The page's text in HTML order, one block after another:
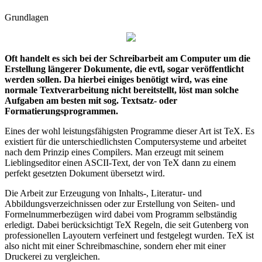
Grundlagen
Oft handelt es sich bei der Schreibarbeit am Computer um die
Erstellung längerer Dokumente, die evtl, sogar veröffentlicht
werden sollen. Da hierbei einiges benötigt wird, was eine
normale Textverarbeitung nicht bereitstellt, löst man solche
Aufgaben am besten mit sog. Textsatz- oder
Formatierungsprogrammen.
Eines der wohl leistungsfähigsten Programme dieser Art ist TeX. Es
existiert für die unterschiedlichsten Computersysteme und arbeitet
nach dem Prinzip eines Compilers. Man erzeugt mit seinem
Lieblingseditor einen ASCII-Text, der von TeX dann zu einem
perfekt gesetzten Dokument übersetzt wird.
Die Arbeit zur Erzeugung von Inhalts-, Literatur- und
Abbildungsverzeichnissen oder zur Erstellung von Seiten- und
Formelnummerbezügen wird dabei vom Programm selbständig
erledigt. Dabei berücksichtigt TeX Regeln, die seit Gutenberg von
professionellen Layoutern verfeinert und festgelegt wurden. TeX ist
also nicht mit einer Schreibmaschine, sondern eher mit einer
Druckerei zu vergleichen.